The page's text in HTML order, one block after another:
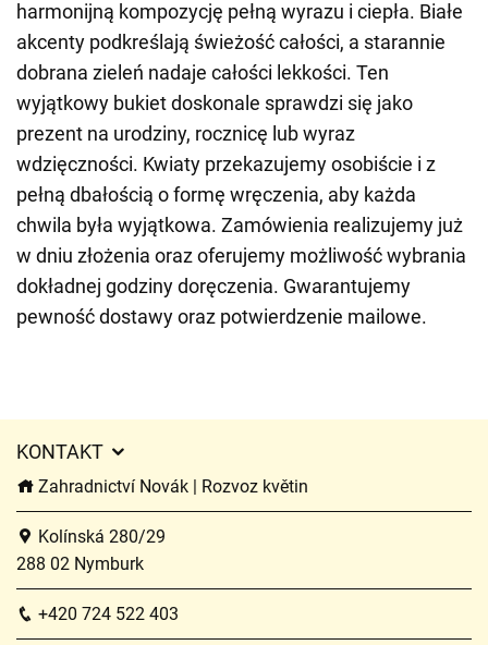
harmonijną kompozycję pełną wyrazu i ciepła. Białe
akcenty podkreślają świeżość całości, a starannie
dobrana zieleń nadaje całości lekkości. Ten
wyjątkowy bukiet doskonale sprawdzi się jako
prezent na urodziny, rocznicę lub wyraz
wdzięczności. Kwiaty przekazujemy osobiście i z
pełną dbałością o formę wręczenia, aby każda
chwila była wyjątkowa. Zamówienia realizujemy już
w dniu złożenia oraz oferujemy możliwość wybrania
dokładnej godziny doręczenia. Gwarantujemy
pewność dostawy oraz potwierdzenie mailowe.
KONTAKT
Zahradnictví Novák | Rozvoz květin
Kolínská 280/29
288 02 Nymburk
+420 724 522 403